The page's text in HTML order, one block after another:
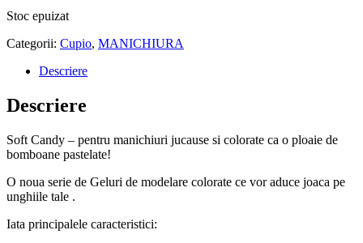
Stoc epuizat
Categorii: Cupio, MANICHIURA
Descriere
Descriere
Soft Candy – pentru manichiuri jucause si colorate ca o ploaie de
bomboane pastelate!
O noua serie de Geluri de modelare colorate ce vor aduce joaca pe
unghiile tale .
Iata principalele caracteristici: